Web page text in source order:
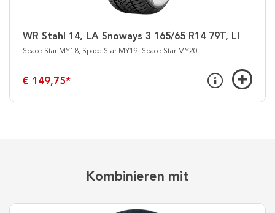
WR Stahl 14, LA Snoways 3 165/65 R14 79T, LI
Space Star MY18, Space Star MY19, Space Star MY20
€ 149,75*
Kombinieren mit